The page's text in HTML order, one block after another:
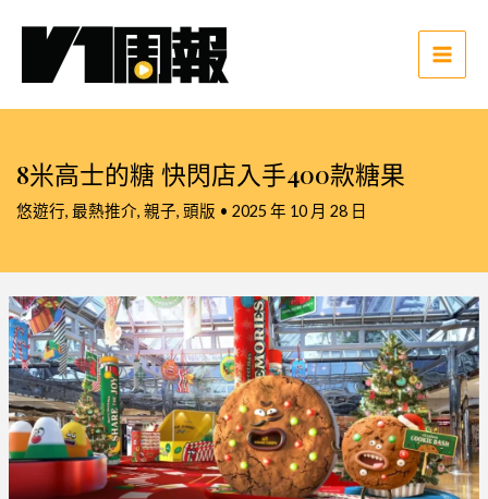
Main
8米高士的糖 快閃店入手400款糖果
悠遊行, 最熱推介, 親子, 頭版 • 2025 年 10 月 28 日